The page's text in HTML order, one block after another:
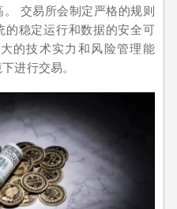
交易所会制定严格的规则
稳定运行和数据的安全可
的技术实力和风险管理能
进行交易。